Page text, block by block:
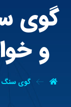
گوی
و
گوی